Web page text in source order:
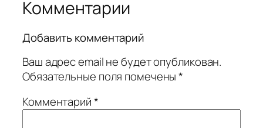
Комментарии
Добавить комментарий
Ваш адрес email не будет опубликован.
Обязательные поля помечены*
Комментарий*